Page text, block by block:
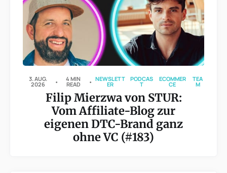
3. AUG.
2026
4 MIN
READ
NEWSLETT
ER
PODCAS
T
ECOMMER
CE
TEA
M
Filip Mierzwa von STUR:
Vom Affiliate-Blog zur
eigenen DTC-Brand ganz
ohne VC (#183)